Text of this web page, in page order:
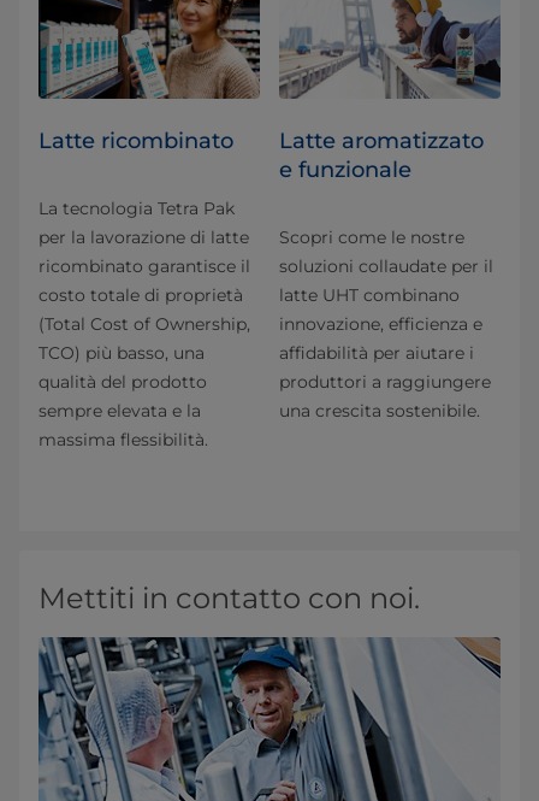
Latte ricombinato
La tecnologia Tetra Pak
per la lavorazione di latte
ricombinato garantisce il
costo totale di proprietà
(Total Cost of Ownership,
TCO) più basso, una
qualità del prodotto
sempre elevata e la
massima flessibilità.
Latte aromatizzato
e funzionale
Scopri come le nostre
soluzioni collaudate per il
latte UHT combinano
innovazione, efficienza e
affidabilità per aiutare i
produttori a raggiungere
una crescita sostenibile.
Mettiti in contatto con noi.